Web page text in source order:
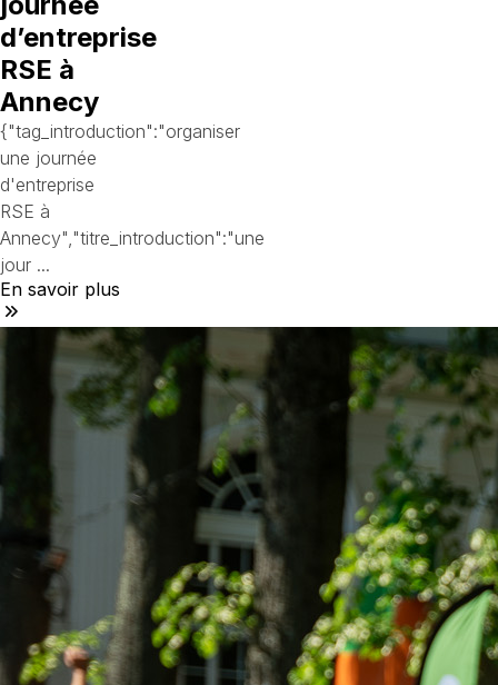
d’entreprise
RSE à
Annecy
{"tag_introduction":"organiser
une journée
d'entreprise
RSE à
Annecy","titre_introduction":"une
jour ...
En savoir plus